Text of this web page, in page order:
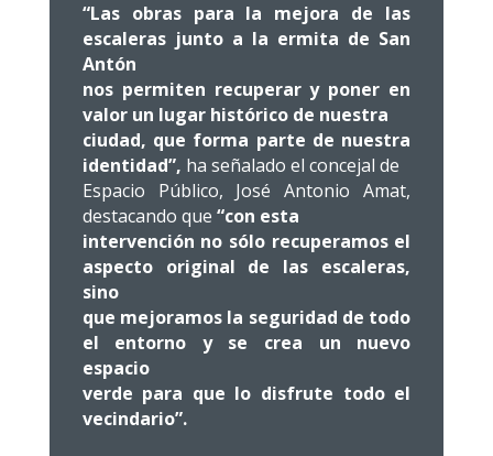
“Las obras para la mejora de las
escaleras junto a la ermita de San
Antón
nos permiten recuperar y poner en
valor un lugar histórico de nuestra
ciudad, que forma parte de nuestra
identidad”, ha señalado el concejal de
Espacio Público, José Antonio Amat,
destacando que “con esta
intervención no sólo recuperamos el
aspecto original de las escaleras,
sino
que mejoramos la seguridad de todo
el entorno y se crea un nuevo
espacio
verde para que lo disfrute todo el
vecindario”.